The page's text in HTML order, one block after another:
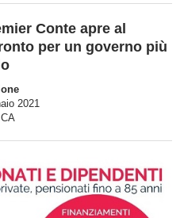
Conte apre al
per un governo più
2021